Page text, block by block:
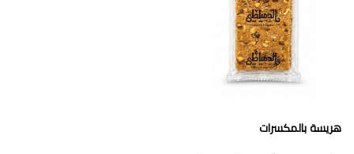
هريسة بالمكسرات